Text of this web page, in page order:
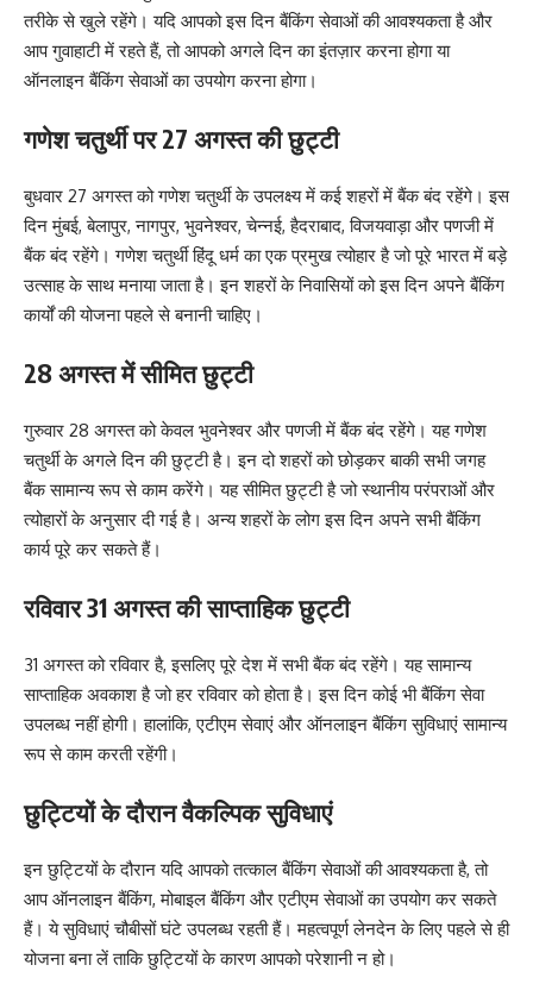
तरीके से खुले रहेंगे। यदि आपको इस दिन बैंकिंग सेवाओं की आवश्यकता है और
आप गुवाहाटी में रहते हैं, तो आपको अगले दिन का इंतज़ार करना होगा या
ऑनलाइन बैंकिंग सेवाओं का उपयोग करना होगा।
गणेश चतुर्थी पर 27 अगस्त की छुट्टी
बुधवार 27 अगस्त को गणेश चतुर्थी के उपलक्ष्य में कई शहरों में बैंक बंद रहेंगे। इस
दिन मुंबई, बेलापुर, नागपुर, भुवनेश्वर, चेन्नई, हैदराबाद, विजयवाड़ा और पणजी में
बैंक बंद रहेंगे। गणेश चतुर्थी हिंदू धर्म का एक प्रमुख त्योहार है जो पूरे भारत में बड़े
उत्साह के साथ मनाया जाता है। इन शहरों के निवासियों को इस दिन अपने बैंकिंग
कार्यों की योजना पहले से बनानी चाहिए।
28 अगस्त में सीमित छुट्टी
गुरुवार 28 अगस्त को केवल भुवनेश्वर और पणजी में बैंक बंद रहेंगे। यह गणेश
चतुर्थी के अगले दिन की छुट्टी है। इन दो शहरों को छोड़कर बाकी सभी जगह
बैंक सामान्य रूप से काम करेंगे। यह सीमित छुट्टी है जो स्थानीय परंपराओं और
त्योहारों के अनुसार दी गई है। अन्य शहरों के लोग इस दिन अपने सभी बैंकिंग
कार्य पूरे कर सकते हैं।
रविवार 31 अगस्त की साप्ताहिक छुट्टी
31 अगस्त को रविवार है, इसलिए पूरे देश में सभी बैंक बंद रहेंगे। यह सामान्य
साप्ताहिक अवकाश है जो हर रविवार को होता है। इस दिन कोई भी बैंकिंग सेवा
उपलब्ध नहीं होगी। हालांकि, एटीएम सेवाएं और ऑनलाइन बैंकिंग सुविधाएं सामान्य
रूप से काम करती रहेंगी।
छुट्टियों के दौरान वैकल्पिक सुविधाएं
इन छुट्टियों के दौरान यदि आपको तत्काल बैंकिंग सेवाओं की आवश्यकता है, तो
आप ऑनलाइन बैंकिंग, मोबाइल बैंकिंग और एटीएम सेवाओं का उपयोग कर सकते
हैं। ये सुविधाएं चौबीसों घंटे उपलब्ध रहती हैं। महत्वपूर्ण लेनदेन के लिए पहले से ही
योजना बना लें ताकि छुट्टियों के कारण आपको परेशानी न हो।